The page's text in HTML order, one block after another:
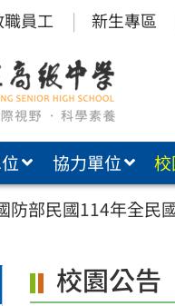
職員工 新生專區
協力單位
防部民國114年全民
校園公告